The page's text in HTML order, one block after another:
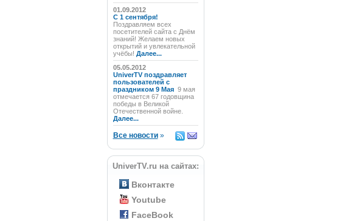
01.09.2012
C 1 сентября!
Поздравляем всех
посетителей сайта с Днём
знаний! Желаем новых
открытий и увлекательной
учёбы! Далее...
05.05.2012
UniverTV поздравляет
пользователей с
праздником 9 Мая 9 мая
отмечается 67 годовщина
победы в Великой
Отечественной войне.
Далее...
Все новости»
UniverTV.ru на сайтах:
Вконтакте
Youtube
FaceBook